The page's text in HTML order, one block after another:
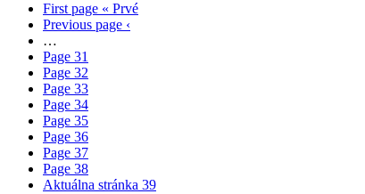
First page « Prvé
Previous page ‹
…
Page 31
Page 32
Page 33
Page 34
Page 35
Page 36
Page 37
Page 38
Aktuálna stránka 39